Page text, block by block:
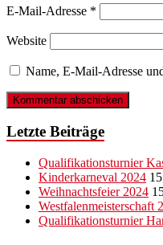
E-Mail-Adresse *
Website
Name, E-Mail-Adresse
Letzte Beiträge
Qualifikationsturnier
Kinderkarneval 2024
Weihnachtsfeier 2024
Westfalenmeisterschaft
Qualifikationsturnier